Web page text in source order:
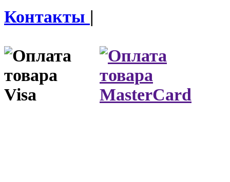
Контакты |